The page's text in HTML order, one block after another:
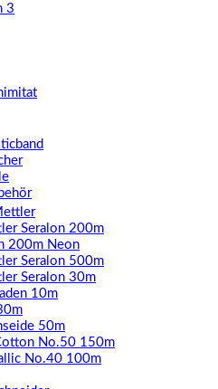
3
Seralon 200m
200m Neon
Seralon 500m
Seralon 30m
10m
50m
No.50 150m
No.40 100m